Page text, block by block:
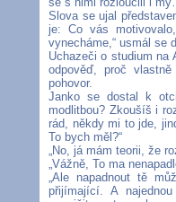
Slova se ujal
je: Co vás
vynecháme,“ usmál se
Uchazeči o studium na
odpověď, proč
pohovor.
Janko se dostal k
modlitbou? Zkoušíš i
rád, někdy mi to jde,
To bych měl?“
„No, já mám teorii, že
„Vážně, To ma
„Ale napadnout tě
přijímající. A